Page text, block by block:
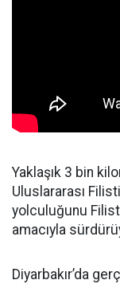
Yaklaşık 3 bin
Uluslararası
yolculuğunu
amacıyla
Diyarbakır’da